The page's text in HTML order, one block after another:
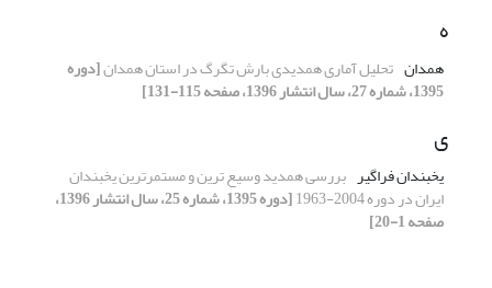
ه
همدان تحلیل آماری همدیدی بارش تگرگ در استان همدان[دوره
1395، شماره 27، سال انتشار 1396، صفحه 115-131]
ی
یخبندان فراگیر بررسی همدید وسیع ترین و مستمرترین یخبندان
ایران در دوره 2004-1963 [دوره 1395، شماره 25، سال انتشار 1396،
صفحه 1-20]